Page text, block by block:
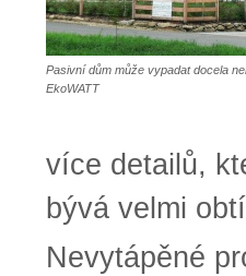
Pasivní dům může vypadat docela
EkoWATT
více detailů,
bývá velmi
Nevytápěné